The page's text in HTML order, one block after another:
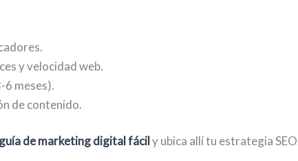
y velocidad web.
6 meses).
de contenido.
guía de marketing digital fácily ubica allí tu estrategia